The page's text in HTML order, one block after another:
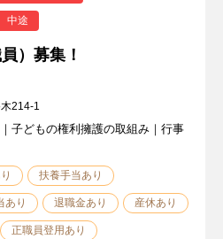
中途
）募集！
214-1
子どもの権利擁護の取組み｜行事
扶養手当あり
あり 退職金あり 産休あり
正職員登用あり